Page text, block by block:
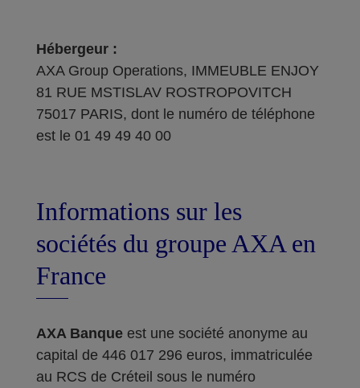
Hébergeur :
AXA Group Operations, IMMEUBLE ENJOY
81 RUE MSTISLAV ROSTROPOVITCH
75017 PARIS, dont le numéro de téléphone
est le 01 49 49 40 00
Informations sur les
sociétés du groupe AXA en
France
AXA Banque est une société anonyme au
capital de 446 017 296 euros, immatriculée
au RCS de Créteil sous le numéro